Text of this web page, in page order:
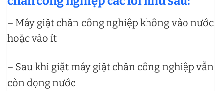
– Máy giặt chăn công nghiệp không vào nước
hoặc vào ít
– Sau khi giặt máy giặt chăn công nghiệp vẫn
còn đọng nước